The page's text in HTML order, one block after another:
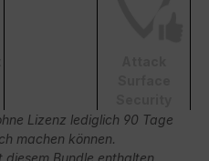
Lizenz lediglich 90 Tage
machen können.